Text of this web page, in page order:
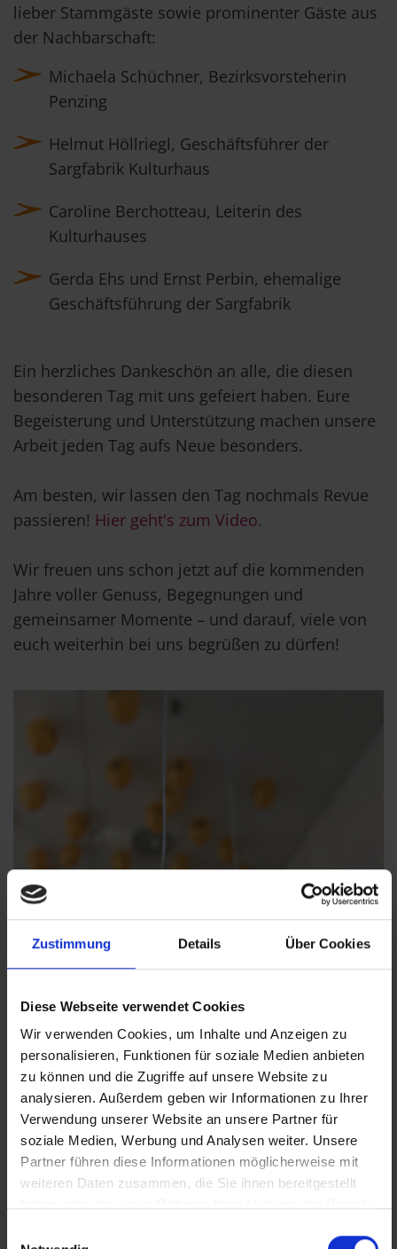
Zustimmung Details Über Cookies
Diese Webseite verwendet Cookies
Wir verwenden Cookies, um Inhalte und Anzeigen zu
personalisieren, Funktionen für soziale Medien anbieten
zu können und die Zugriffe auf unsere Website zu
analysieren. Außerdem geben wir Informationen zu Ihrer
Verwendung unserer Website an unsere Partner für
soziale Medien, Werbung und Analysen weiter. Unsere
Partner führen diese Informationen möglicherweise mit
weiteren Daten zusammen, die Sie ihnen bereitgestellt
lieber Stammgäste sowie prominenter Gäste aus
der Nachbarschaft:
Michaela Schüchner, Bezirksvorsteherin
Penzing
Helmut Höllriegl, Geschäftsführer der
Sargfabrik Kulturhaus
Caroline Berchotteau, Leiterin des
Kulturhauses
Gerda Ehs und Ernst Perbin, ehemalige
Geschäftsführung der Sargfabrik
Ein herzliches Dankeschön an alle, die diesen
besonderen Tag mit uns gefeiert haben. Eure
Begeisterung und Unterstützung machen unsere
Arbeit jeden Tag aufs Neue besonders.
Am besten, wir lassen den Tag nochmals Revue
passieren! Hier geht's zum Video.
Wir freuen uns schon jetzt auf die kommenden
Jahre voller Genuss, Begegnungen und
gemeinsamer Momente – und darauf, viele von
euch weiterhin bei uns begrüßen zu dürfen!